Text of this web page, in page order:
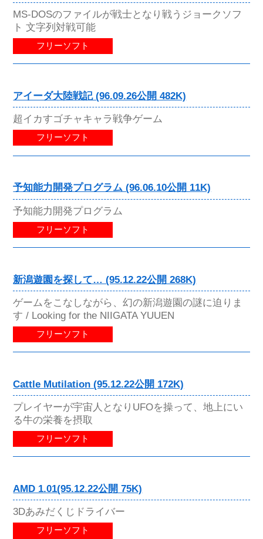
MS-DOSのファイルが戦士となり戦うジョークソフ
ト 文字列対戦可能
フリーソフト
アイーダ大陸戦記 (96.09.26公開 482K)
超イカすゴチャキャラ戦争ゲーム
フリーソフト
予知能力開発プログラム (96.06.10公開 11K)
予知能力開発プログラム
フリーソフト
新潟遊園を探して… (95.12.22公開 268K)
ゲームをこなしながら、幻の新潟遊園の謎に迫りま
す / Looking for the NIIGATA YUUEN
フリーソフト
Cattle Mutilation (95.12.22公開 172K)
プレイヤーが宇宙人となりUFOを操って、地上にい
る牛の栄養を摂取
フリーソフト
AMD 1.01(95.12.22公開 75K)
3Dあみだくじドライバー
フリーソフト